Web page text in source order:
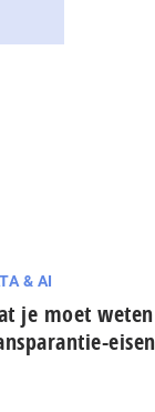
& AI
je moet
eisen